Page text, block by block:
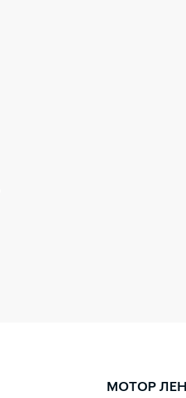
МОТОР